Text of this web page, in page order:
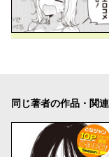
同じ著者の作品・関